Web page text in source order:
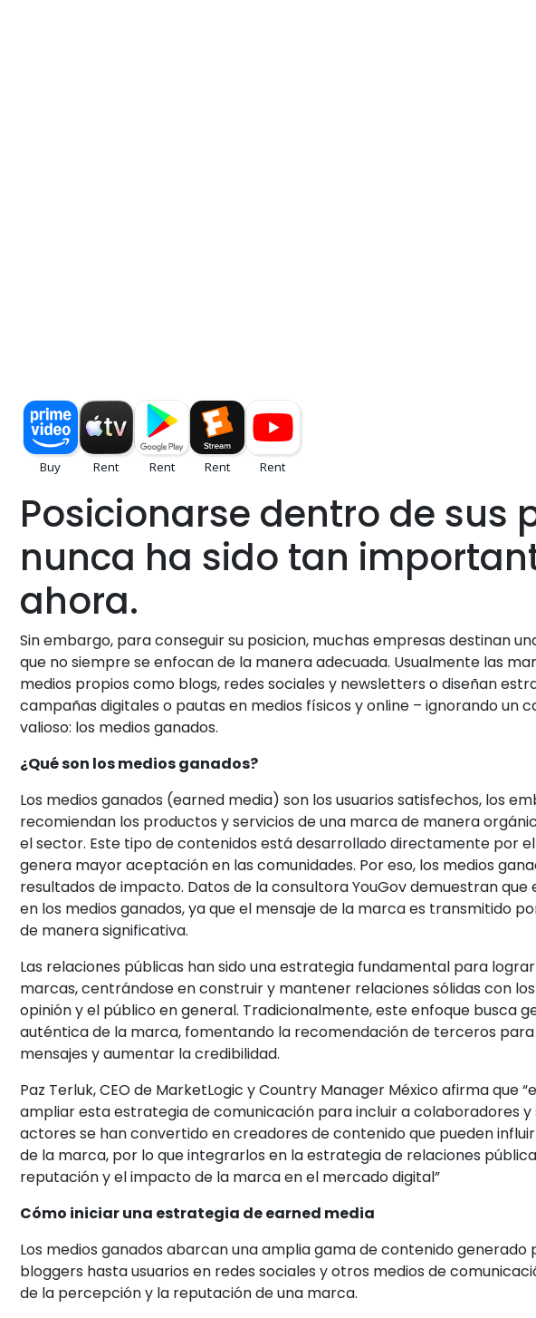
Posicionarse dentro de sus
nunca ha sido tan
ahora.
Sin embargo, para conseguir su posicion, muchas empresas destinan
que no siempre se enfocan de la manera adecuada. Usualmente las
medios propios como blogs, redes sociales y newsletters o diseñan
campañas digitales o pautas en medios físicos y online – ignorando un
valioso: los medios ganados.
¿Qué son los medios ganados?
Los medios ganados (earned media) son los usuarios satisfechos, los
recomiendan los productos y servicios de una marca de manera
el sector. Este tipo de contenidos está desarrollado directamente por
genera mayor aceptación en las comunidades. Por eso, los medios
resultados de impacto. Datos de la consultora YouGov demuestran que
en los medios ganados, ya que el mensaje de la marca es transmitido
de manera significativa.
Las relaciones públicas han sido una estrategia fundamental para
marcas, centrándose en construir y mantener relaciones sólidas con
opinión y el público en general. Tradicionalmente, este enfoque busca
auténtica de la marca, fomentando la recomendación de terceros
mensajes y aumentar la credibilidad.
Paz Terluk, CEO de MarketLogic y Country Manager México afirma que
ampliar esta estrategia de comunicación para incluir a colaboradores y
actores se han convertido en creadores de contenido que pueden
de la marca, por lo que integrarlos en la estrategia de relaciones
reputación y el impacto de la marca en el mercado digital”
Cómo iniciar una estrategia de earned media
Los medios ganados abarcan una amplia gama de contenido
bloggers hasta usuarios en redes sociales y otros medios de
de la percepción y la reputación de una marca.